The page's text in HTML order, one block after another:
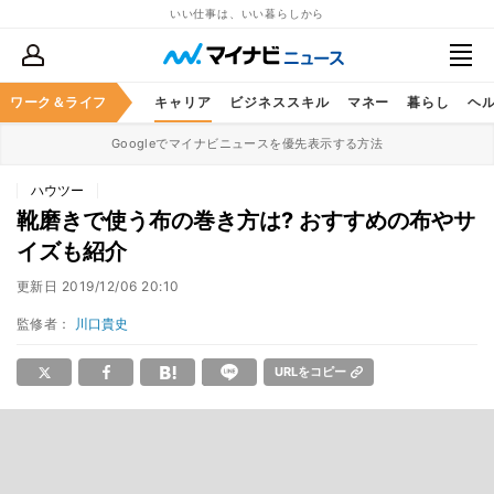
いい仕事は、いい暮らしから
ワーク＆ライフ キャリア ビジネススキル マネー 暮らし ヘ
Googleでマイナビニュースを優先表示する方法
ハウツー
靴磨きで使う布の巻き方は? おすすめの布やサ
イズも紹介
更新日 2019/12/06 20:10
監修者： 川口貴史
URLをコピー